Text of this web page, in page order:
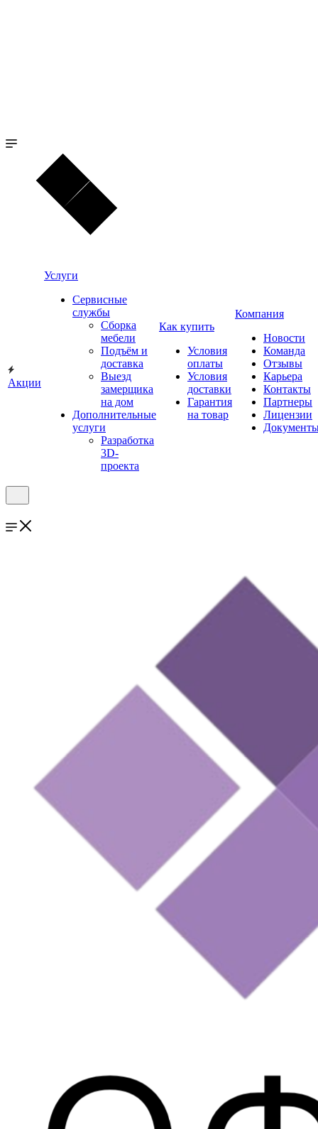
Акции
Услуги
Сервисные
службы
Сборка
мебели
Подъём и
доставка
Выезд
замерщика
на дом
Дополнительные
услуги
Разработка
3D-
проекта
Как купить
Условия
оплаты
Условия
доставки
Гарантия
на товар
Компания
Новости
Команда
Отзывы
Карьера
Контакты
Партнеры
Лицензии